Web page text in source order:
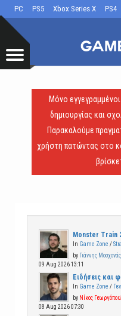
PC PS5 Xbox Series X PS4
Μόνο
δημιουργίας και
Παρακαλούμε
χρήστη πατώντας στο
Monster Train
In Game Zone /
by Γιάννης Μοσχονάς
09 Aug 2026 13:11
Ειδήσεις και
In Game Zone /
by Νίκος
08 Aug 2026 07:30